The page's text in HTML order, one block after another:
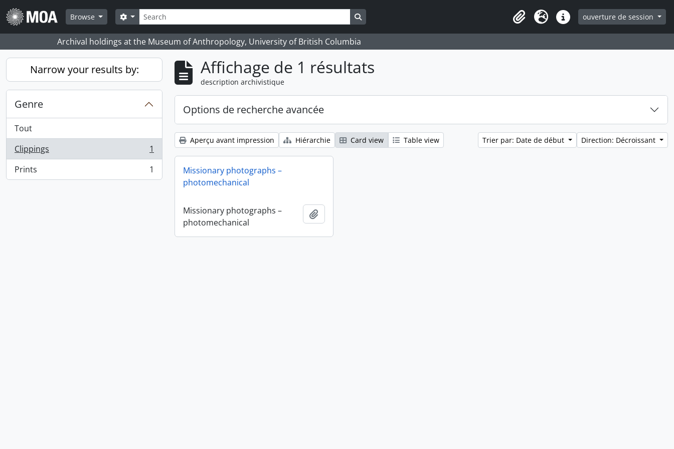
Skip to main content
Browse
Rechercher
Search options Search in browse page
ClipboardLangueLiens rapidesouverture de session
Archival holdings at the Museum of Anthropology, University of British Columbia
Narrow your results by:
Genre
Tout
Clippings
, 1 résultats
1
Prints
, 1 résultats 1
Affichage de 1 résultats
description archivistique
Options de recherche avancée
Aperçu avant impression Hiérarchie Card view Table view Trier par: Date de début Direction: Décroissant
Missionary photographs –
photomechanical
Missionary photographs –
photomechanical